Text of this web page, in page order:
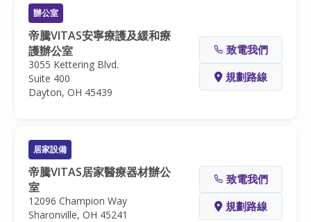
辦公室
帝騰​​​​​​​VITAS安寧療護及緩和療
護辦公室
3055 Kettering Blvd.
Suite 400
Dayton, OH 45439
致電我們
規劃路線
居家設備
帝騰VITAS居家醫療器材辦公
室
12096 Champion Way
Sharonville, OH 45241
致電我們
規劃路線